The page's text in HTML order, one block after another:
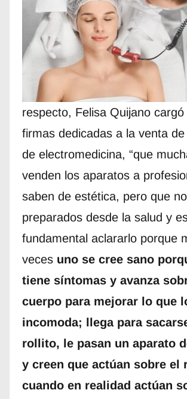
respecto, Felisa Quijano
firmas dedicadas a la venta
de electromedicina, “que
venden los aparatos a
saben de estética, pero que
preparados desde la salud y
fundamental aclararlo porque
veces uno se cree sano
tiene síntomas y avanza
cuerpo para mejorar lo que
incomoda; llega para
rollito, le pasan un aparato
y creen que actúan sobre el
cuando en realidad actúan